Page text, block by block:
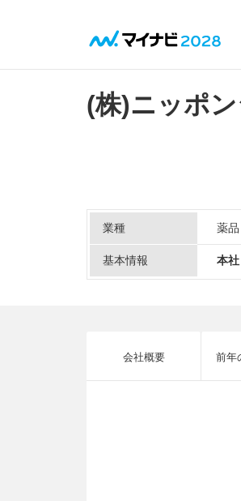
(株)ニッポ
業種 薬品
基本情報 本社
会社概要 前年